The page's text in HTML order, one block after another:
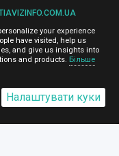
користувачів
за правила
AvizInfo.com.ua. На
реклама Google
детальніше про
your experience
have visited, help us
and give us insights into
and products. Більше
Налаштувати куки